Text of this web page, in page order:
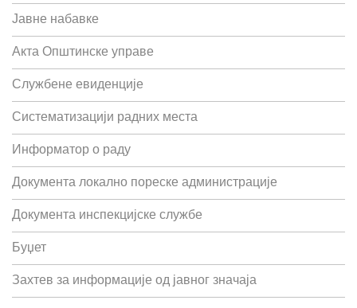
Јавне набавке
Акта Општинске управе
Службене евиденције
Систематизацији радних места
Информатор о раду
Документа локално пореске администрације
Документа инспекцијске службе
Буџет
Захтев за информације од јавног значаја